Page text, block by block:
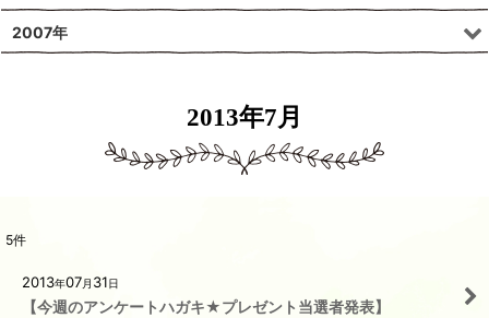
2013年7月
5件
2013年07月 31日
【今週のアンケートハガキ★プレゼント当選者発表】
2007年